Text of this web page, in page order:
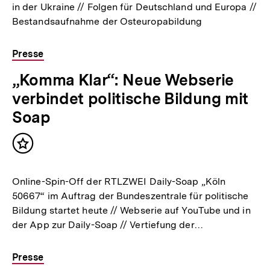
in der Ukraine // Folgen für Deutschland und Europa //
Bestandsaufnahme der Osteuropabildung
Presse
„Komma Klar“: Neue Webserie
verbindet politische Bildung mit
Soap
Inhalt
Online-Spin-Off der RTLZWEI Daily-Soap „Köln
50667“ im Auftrag der Bundeszentrale für politische
Bildung startet heute // Webserie auf YouTube und in
der App zur Daily-Soap // Vertiefung der…
Presse